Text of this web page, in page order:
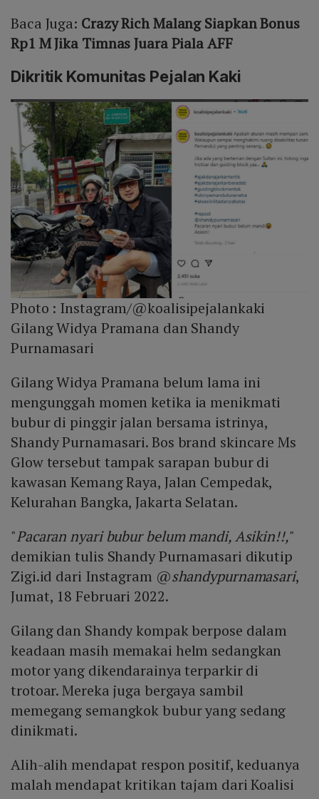
Baca Juga: Crazy Rich Malang Siapkan Bonus
Rp1 M Jika Timnas Juara Piala AFF
Dikritik Komunitas Pejalan Kaki
Photo : Instagram/@koalisipejalankaki
Gilang Widya Pramana dan Shandy
Purnamasari
Gilang Widya Pramana belum lama ini
mengunggah momen ketika ia menikmati
bubur di pinggir jalan bersama istrinya,
Shandy Purnamasari. Bos brand skincare Ms
Glow tersebut tampak sarapan bubur di
kawasan Kemang Raya, Jalan Cempedak,
Kelurahan Bangka, Jakarta Selatan.
"Pacaran nyari bubur belum mandi, Asikin!!,"
demikian tulis Shandy Purnamasari dikutip
Zigi.id dari Instagram @shandypurnamasari,
Jumat, 18 Februari 2022.
Gilang dan Shandy kompak berpose dalam
keadaan masih memakai helm sedangkan
motor yang dikendarainya terparkir di
trotoar. Mereka juga bergaya sambil
memegang semangkok bubur yang sedang
dinikmati.
Alih-alih mendapat respon positif, keduanya
malah mendapat kritikan tajam dari Koalisi